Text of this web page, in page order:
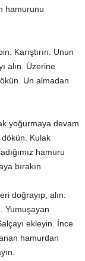
hamurunu
Karıştırın. Unun
alın. Üzerine
Un almadan
yoğurmaya devam
dökün. Kulak
hamuru
bırakın
doğrayıp, alın.
Yumuşayan
ekleyin. İnce
hamurdan